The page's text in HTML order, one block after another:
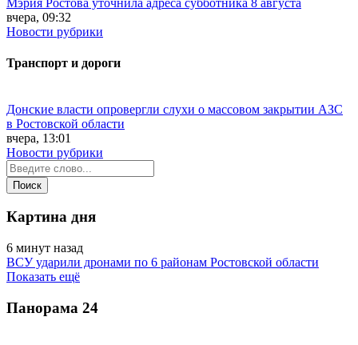
Мэрия Ростова уточнила адреса субботника 8 августа
вчера, 09:32
Новости рубрики
Транспорт и дороги
Донские власти опровергли слухи о массовом закрытии АЗС
в Ростовской области
вчера, 13:01
Новости рубрики
Картина дня
6 минут назад
ВСУ ударили дронами по 6 районам Ростовской области
Показать ещё
Панорама 24